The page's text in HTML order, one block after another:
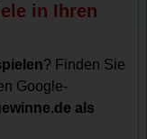
in Ihren
? Finden Sie
Google-
als